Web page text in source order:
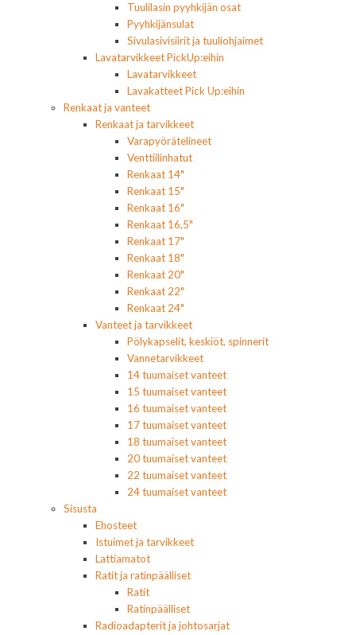
Tuulilasin pyyhkijän osat
Pyyhkijänsulat
Sivulasivisiirit ja tuuliohjaimet
Lavatarvikkeet PickUp:eihin
Lavatarvikkeet
Lavakatteet Pick Up:eihin
Renkaat ja vanteet
Renkaat ja tarvikkeet
Varapyörätelineet
Venttiilinhatut
Renkaat 14"
Renkaat 15"
Renkaat 16"
Renkaat 16,5"
Renkaat 17"
Renkaat 18"
Renkaat 20"
Renkaat 22"
Renkaat 24"
Vanteet ja tarvikkeet
Pölykapselit, keskiöt, spinnerit
Vannetarvikkeet
14 tuumaiset vanteet
15 tuumaiset vanteet
16 tuumaiset vanteet
17 tuumaiset vanteet
18 tuumaiset vanteet
20 tuumaiset vanteet
22 tuumaiset vanteet
24 tuumaiset vanteet
Sisusta
Ehosteet
Istuimet ja tarvikkeet
Lattiamatot
Ratit ja ratinpäälliset
Ratit
Ratinpäälliset
Radioadapterit ja johtosarjat